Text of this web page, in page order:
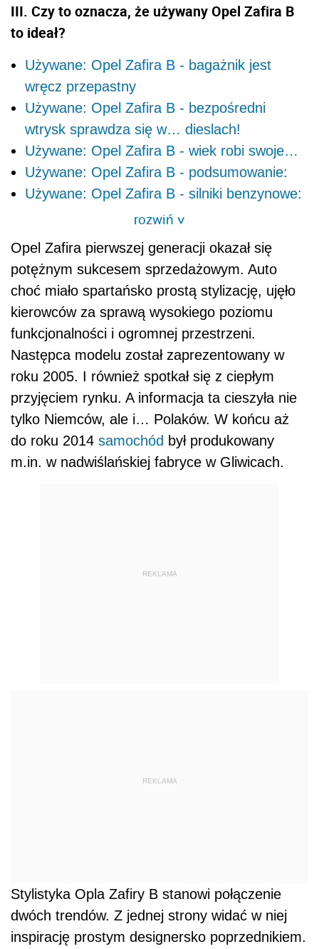
III. Czy to oznacza, że używany Opel Zafira B
to ideał?
Używane: Opel Zafira B - bagażnik jest
wręcz przepastny
Używane: Opel Zafira B - bezpośredni
wtrysk sprawdza się w… dieslach!
Używane: Opel Zafira B - wiek robi swoje…
Używane: Opel Zafira B - podsumowanie:
Używane: Opel Zafira B - silniki benzynowe:
rozwiń>
Opel Zafira pierwszej generacji okazał się
potężnym sukcesem sprzedażowym. Auto
choć miało spartańsko prostą stylizację, ujęło
kierowców za sprawą wysokiego poziomu
funkcjonalności i ogromnej przestrzeni.
Następca modelu został zaprezentowany w
roku 2005. I również spotkał się z ciepłym
przyjęciem rynku. A informacja ta cieszyła nie
tylko Niemców, ale i… Polaków. W końcu aż
do roku 2014 samochód był produkowany
m.in. w nadwiślańskiej fabryce w Gliwicach.
REKLAMA
REKLAMA
Stylistyka Opla Zafiry B stanowi połączenie
dwóch trendów. Z jednej strony widać w niej
inspirację prostym designersko poprzednikiem.